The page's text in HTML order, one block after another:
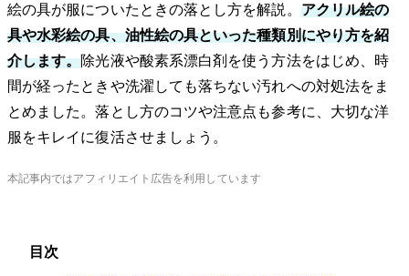
絵の具が服についたときの落とし方を解説。 アクリル絵の
具や水彩絵の具、油性絵の具といった種類別にやり方を紹
介します。除光液や酸素系漂白剤を使う方法をはじめ、時
間が経ったときや洗濯しても落ちない汚れへの対処法をま
とめました。落とし方のコツや注意点も参考に、大切な洋
服をキレイに復活させましょう。
本記事内ではアフィリエイト広告を利用しています
目次